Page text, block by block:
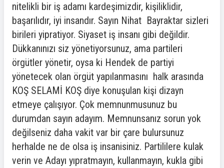
nitelikli bir iş adamı kardeşimizdir, kişiliklidir,
başarılıdır, iyi insandır. Sayın Nihat Bayraktar sizleri
birileri yipratiyor. Siyaset iş insanı gibi değildir.
Dükkanınızı siz yönetiyorsunuz, ama partileri
örgütler yönetir, oysa ki Hendek de partiyi
yönetecek olan örgüt yapılanmasını halk arasında
KOŞ SELAMİ KOŞ diye konuşulan kişi dizayn
etmeye çalışıyor. Çok memnunmusunuz bu
durumdan sayın adayım. Memnunsanız sorun yok
değilseniz daha vakit var bir çare bulursunuz
herhalde ne de olsa iş insanisiniz. Partililere kulak
verin ve Adayı yıpratmayın, kullanmayın, kukla gibi